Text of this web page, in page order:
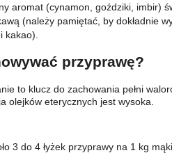
aromat (cynamon, goździki, imbir)
(należy pamiętać, by dokładnie
kakao).
przyprawę?
to klucz do zachowania pełni
olejków eterycznych jest wysoka.
3 do 4 łyżek przyprawy na 1 kg mąki,